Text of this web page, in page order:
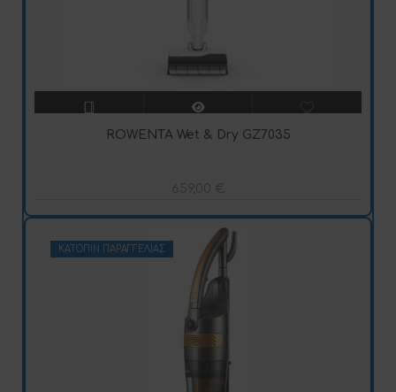
ROWENTA Wet & Dry GZ7035
659,00 €
ΚΑΤΌΠΙΝ ΠΑΡΑΓΓΕΛΊΑΣ